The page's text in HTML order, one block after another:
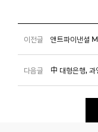
이전글 앤트파이낸셜
다음글 中 대형은행, 과